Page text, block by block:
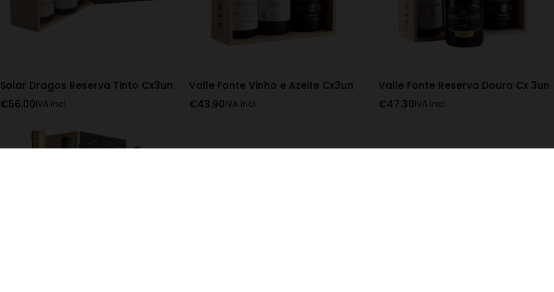
Solar Dragos Reserva Tinto Cx3un
€56.00IVA Incl.
Valle Fonte Vinho e Azeite Cx3un
€43.90IVA Incl.
Valle Fonte Reserva Douro Cx 3un
€47.30IVA Incl.